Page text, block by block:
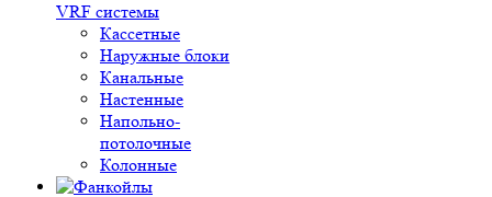
VRF системы
Кассетные
Наружные блоки
Канальные
Настенные
Напольно-
потолочные
Колонные